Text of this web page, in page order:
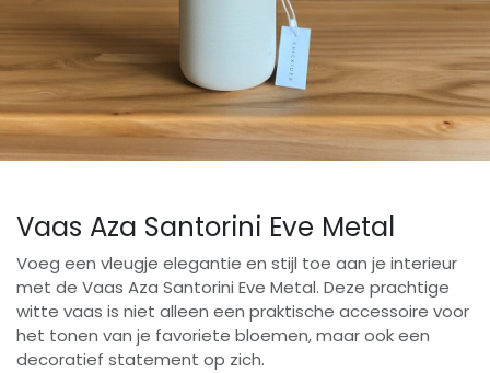
Vaas Aza Santorini Eve Metal
Voeg een vleugje elegantie en stijl toe aan je interieur
met de Vaas Aza Santorini Eve Metal. Deze prachtige
witte vaas is niet alleen een praktische accessoire voor
het tonen van je favoriete bloemen, maar ook een
decoratief statement op zich.